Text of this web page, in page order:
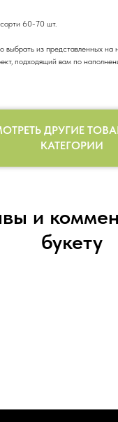
60-70 шт.
выбрать из представленных на
подходящий вам по
ДРУГИЕ
КАТЕГОРИИ
и
букету